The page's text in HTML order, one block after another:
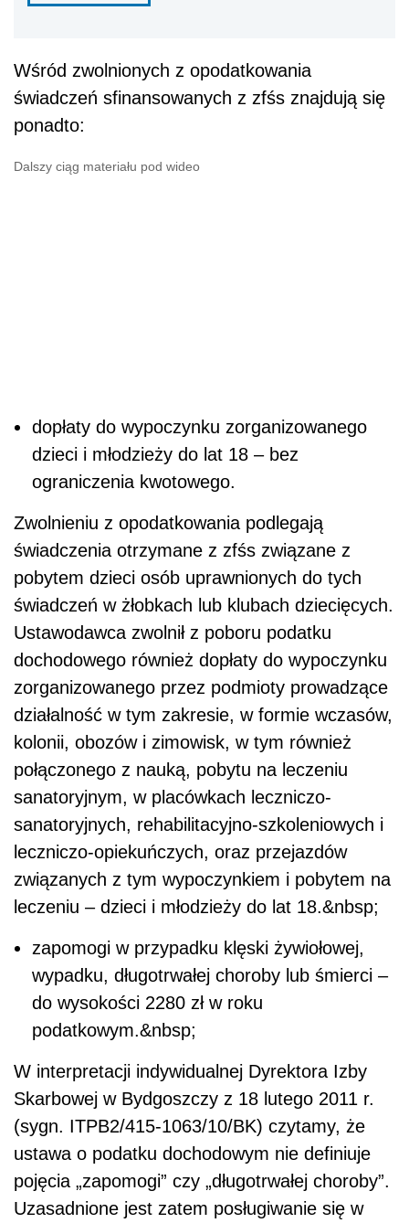
Wśród zwolnionych z opodatkowania
świadczeń sfinansowanych z zfśs znajdują się
ponadto:
Dalszy ciąg materiału pod wideo
dopłaty do wypoczynku zorganizowanego
dzieci i młodzieży do lat 18 – bez
ograniczenia kwotowego.
Zwolnieniu z opodatkowania podlegają
świadczenia otrzymane z zfśs związane z
pobytem dzieci osób uprawnionych do tych
świadczeń w żłobkach lub klubach dziecięcych.
Ustawodawca zwolnił z poboru podatku
dochodowego również dopłaty do wypoczynku
zorganizowanego przez podmioty prowadzące
działalność w tym zakresie, w formie wczasów,
kolonii, obozów i zimowisk, w tym również
połączonego z nauką, pobytu na leczeniu
sanatoryjnym, w placówkach leczniczo-
sanatoryjnych, rehabilitacyjno-szkoleniowych i
leczniczo-opiekuńczych, oraz przejazdów
związanych z tym wypoczynkiem i pobytem na
leczeniu – dzieci i młodzieży do lat 18.&nbsp;
zapomogi w przypadku klęski żywiołowej,
wypadku, długotrwałej choroby lub śmierci –
do wysokości 2280 zł w roku
podatkowym.&nbsp;
W interpretacji indywidualnej Dyrektora Izby
Skarbowej w Bydgoszczy z 18 lutego 2011 r.
(sygn. ITPB2/415-1063/10/BK) czytamy, że
ustawa o podatku dochodowym nie definiuje
pojęcia „zapomogi” czy „długotrwałej choroby”.
Uzasadnione jest zatem posługiwanie się w